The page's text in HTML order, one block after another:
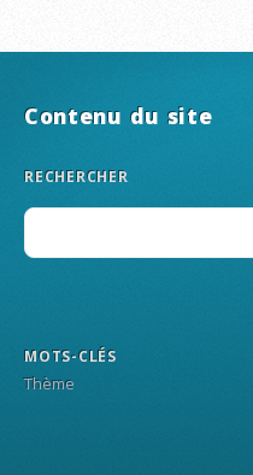
Contenu du site
RECHERCHER
MOTS-CLÉS
Thème